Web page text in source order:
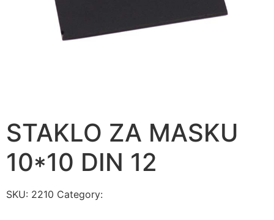
STAKLO ZA MASKU
10*10 DIN 12
SKU: 2210 Category: